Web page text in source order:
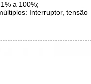
a 100%;
Interruptor, tensão